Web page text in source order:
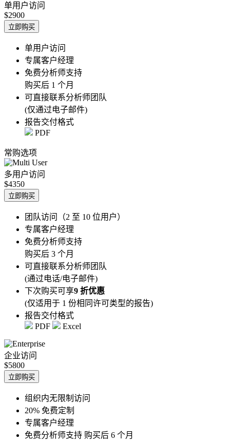
单用户访问
$2900
立即购买
单用户访问
专属客户经理
免费分析师支持
购买后 1 个月
可直接联系分析师团队
(仅通过电子邮件)
报告交付格式
PDF
常购选项
多用户访问
$4350
立即购买
团队访问（2 至 10 位用户）
专属客户经理
免费分析师支持
购买后 3 个月
可直接联系分析师团队
(通过电话/电子邮件)
下次购买可享9 折优惠
(仅适用于 1 份相同许可类型的报告)
报告交付格式
PDF
Excel
企业访问
$5800
立即购买
组织内无限制访问
20% 免费定制
专属客户经理
免费分析师支持 购买后 6 个月